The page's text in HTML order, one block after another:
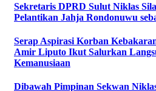
Sekretaris DPRD Sulut Niklas
Pelantikan Jahja Rondonuwu
Serap Aspirasi Korban
Amir Liputo Ikut Salurkan
Kemanusiaan
Dibawah Pimpinan Sekwan